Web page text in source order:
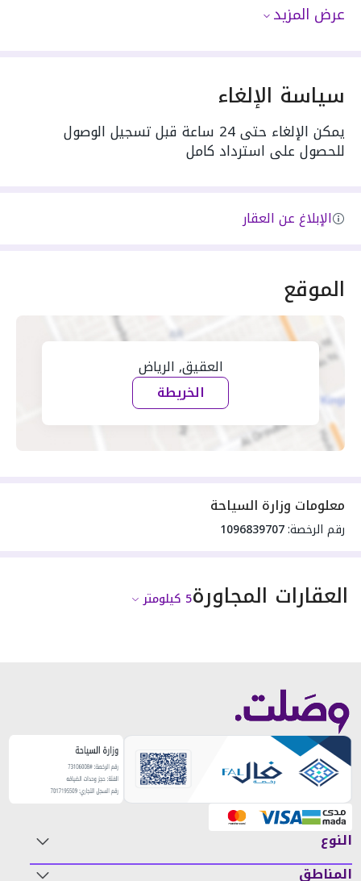
عرض المزيد
سياسة الإلغاء
يمكن الإلغاء حتى 24 ساعة قبل تسجيل الوصول
للحصول على استرداد كامل
الإبلاغ عن العقار
الموقع
العقيق, الرياض
الخريطة
معلومات وزارة السياحة
رقم الرخصة:1096839707
العقارات المجاورة5 كيلومتر
النوع
المناطق